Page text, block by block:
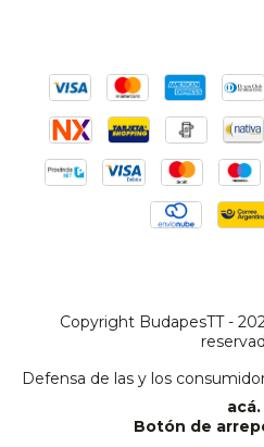
Copyright BudapesTT -
Defensa de las y los
acá.
Botón de